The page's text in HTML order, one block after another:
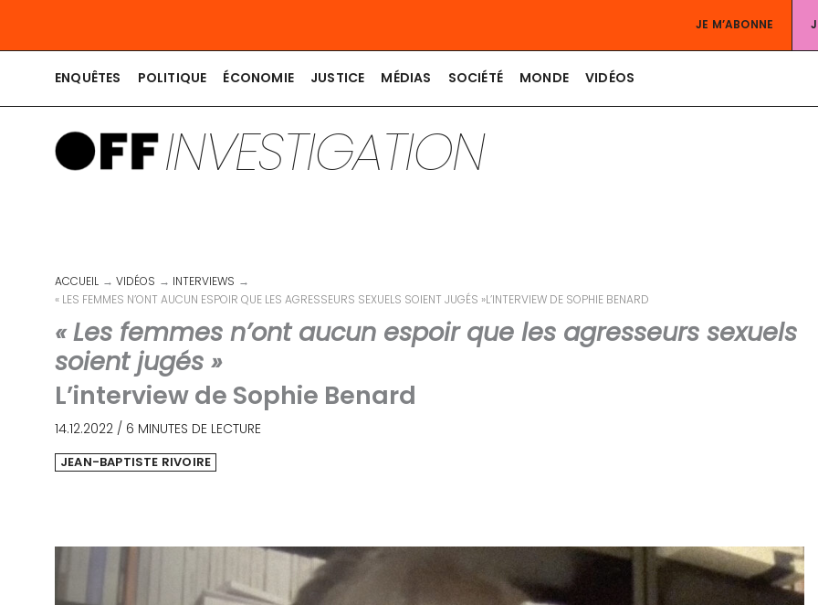
au
contenu
JE M’ABONNE
ENQUÊTES POLITIQUE ÉCONOMIE JUSTICE MÉDIAS SOCIÉTÉ MONDE VIDÉOS
INVESTIGATION
ACCUEIL VIDÉOS
INTERVIEWS
« LES FEMMES N’ONT AUCUN ESPOIR QUE LES AGRESSEURS SEXUELS SOIENT JUGÉS »L’INTERVIEW DE SOPHIE BENARD
« Les femmes n’ont aucun espoir que les agresseurs sexuels
soient jugés »
L’interview de Sophie Benard
14.12.2022 / 6 MINUTES DE LECTURE
JEAN-BAPTISTE RIVOIRE